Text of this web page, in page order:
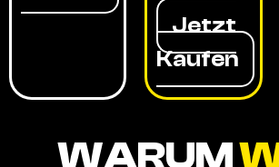
Jetzt
Kaufen
WARUM